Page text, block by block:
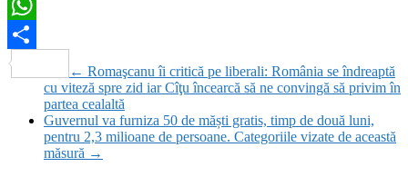
Twitter
WhatsApp
Partajează
← Romaşcanu îi critică pe liberali: România se îndreaptă
cu viteză spre zid iar Cîţu încearcă să ne convingă să privim în
partea cealaltă
Guvernul va furniza 50 de măști gratis, timp de două luni,
pentru 2,3 milioane de persoane. Categoriile vizate de această
măsură →